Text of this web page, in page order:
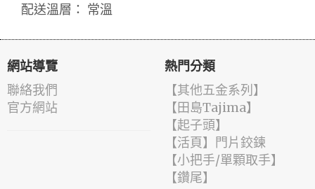
配送溫層： 常溫
網站導覽
聯絡我們
官方網站
熱門分類
【其他五金系列】
【田島Tajima】
【起子頭】
【活頁】門片鉸鍊
【小把手/單顆取手】
【鑽尾】